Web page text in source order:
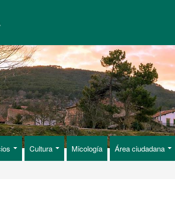
Cultura Micología Área ciudadana